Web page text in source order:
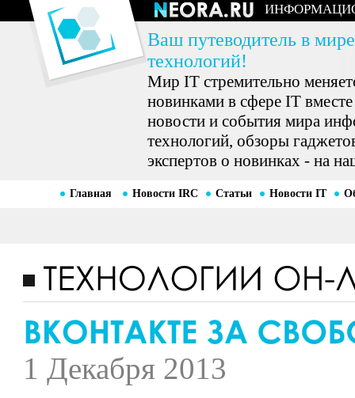
Ваш путеводитель в
технологий!
Мир IT стремительно
новинками в сфере IT
новости и события мира
технологий, обзоры
экспертов о новинках - на
Главная Новости IRC Статьи Новости IT
1 Декабря 2013